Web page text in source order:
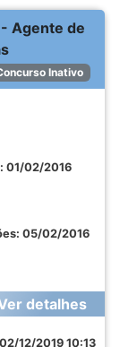
Agente de
Inativo
01/02/2016
05/02/2016
detalhes
12/2019 10:13